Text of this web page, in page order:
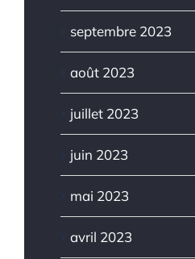
septembre 2023
août 2023
juillet 2023
juin 2023
mai 2023
avril 2023